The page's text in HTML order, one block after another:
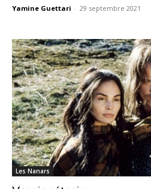
Yamine Guettari - 29 septembre 2021
Les Nanars